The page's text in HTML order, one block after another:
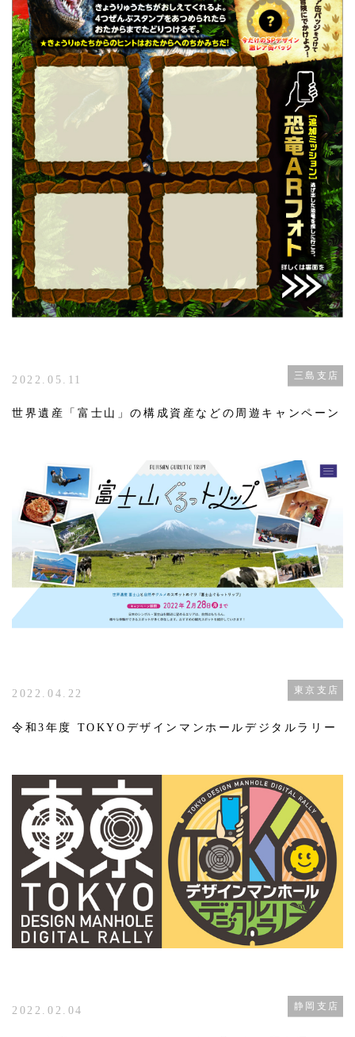
2022.05.11 三島支店
世界遺産「富士山」の構成資産などの周遊キャンペーン
2022.04.22 東京支店
令和3年度 TOKYOデザインマンホールデジタルラリー
2022.02.04 静岡支店